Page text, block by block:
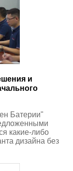
и
Батерии"
какие-либо
дизайна без